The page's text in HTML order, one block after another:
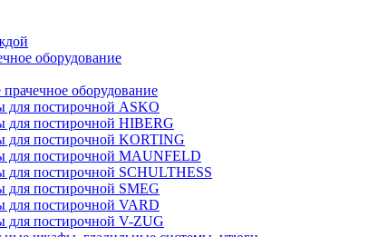
оборудование
оборудование
для постирочной ASKO
для постирочной HIBERG
для постирочной KORTING
для постирочной MAUNFELD
для постирочной SCHULTHESS
для постирочной SMEG
для постирочной VARD
для постирочной V-ZUG